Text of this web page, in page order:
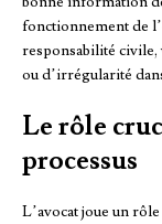
fonctionnement de
responsabilité civile,
ou d’irrégularité
Le rôle
processus
L’avocat joue un